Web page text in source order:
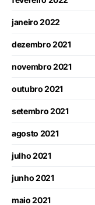
janeiro 2022
dezembro 2021
novembro 2021
outubro 2021
setembro 2021
agosto 2021
julho 2021
junho 2021
maio 2021